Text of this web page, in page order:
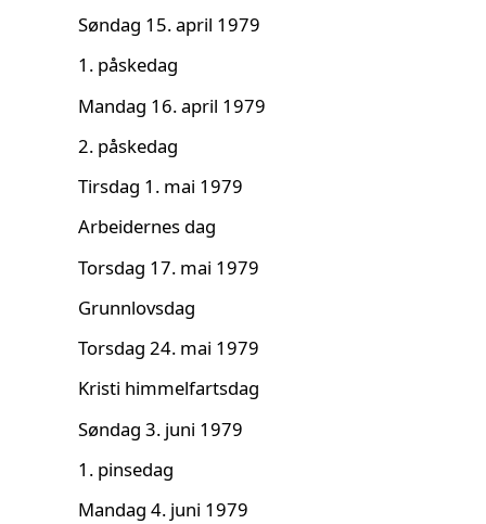
Søndag 15. april 1979
1. påskedag
Mandag 16. april 1979
2. påskedag
Tirsdag 1. mai 1979
Arbeidernes dag
Torsdag 17. mai 1979
Grunnlovsdag
Torsdag 24. mai 1979
Kristi himmelfartsdag
Søndag 3. juni 1979
1. pinsedag
Mandag 4. juni 1979